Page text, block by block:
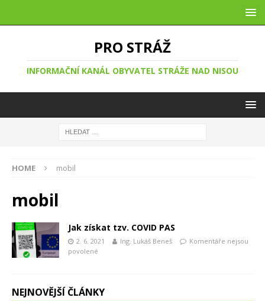
PRO STRÁŽ
INFORMAČNÍ KANÁL OBYVATEL STRÁŽE NAD NISOU
HOME mobil
mobil
Jak získat tzv. COVID PAS
2. 6. 2021 Ing. Lukáš Beneš
Komentáře nejsou
povolené
NEJNOVĚJŠÍ ČLÁNKY